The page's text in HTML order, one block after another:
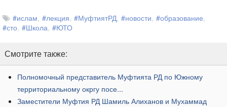
#ислам #лекция​ #МуфтиятРД #новости #образование
#сто #Школа #ЮТО
Смотрите также:
​Полномочный представитель Муфтията РД по Южному
территориальному окргу посе...
​Заместители Муфтия РД Шамиль Алиханов и Мухаммад